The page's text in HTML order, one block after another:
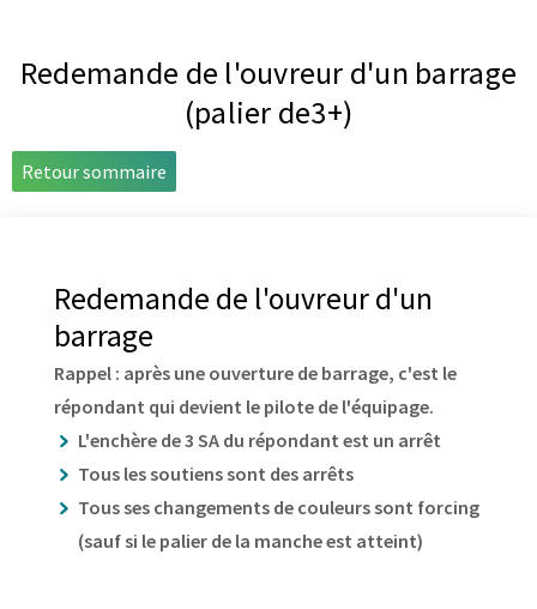
Redemande de l'ouvreur d'un barrage
(palier de3+)
Retour sommaire
Redemande de l'ouvreur d'un
barrage
Rappel : après une ouverture de barrage, c'est le
répondant qui devient le pilote de l'équipage.
L'enchère de 3 SA du répondant est un arrêt
Tous les soutiens sont des arrêts
Tous ses changements de couleurs sont forcing
(sauf si le palier de la manche est atteint)